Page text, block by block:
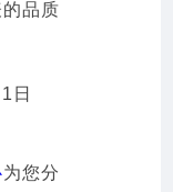
品质
日
为您分